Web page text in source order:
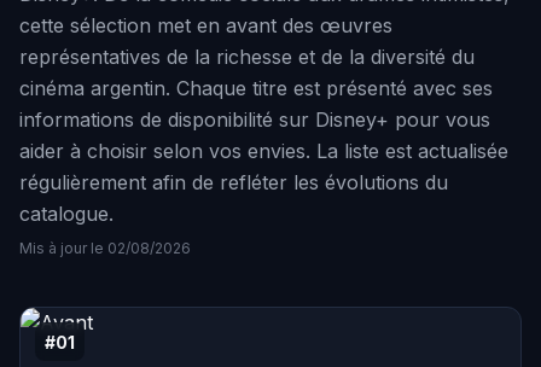
cette sélection met en avant des œuvres
représentatives de la richesse et de la diversité du
cinéma argentin. Chaque titre est présenté avec ses
informations de disponibilité sur Disney+ pour vous
aider à choisir selon vos envies. La liste est actualisée
régulièrement afin de refléter les évolutions du
catalogue.
Mis à jour le 02/08/2026
#01